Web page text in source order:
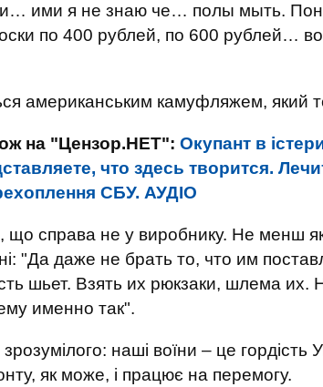
ими я не знаю че… полы мыть.
по 400 рублей, по 600 рублей…
американським камуфляжем, який
на "Цензор.НЕТ": Окупант в
что здесь творится.
СБУ. АУДIО
що справа не у виробнику. Не менш
"Да даже не брать то, что им
шьет. Взять их рюкзаки, шлема их.
именно так".
наші воїни – це гордість
як може, і працює на перемогу.